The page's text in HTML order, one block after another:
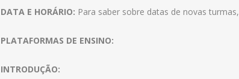
DATA E HORÁRIO: Para saber sobre datas de novas turmas,
PLATAFORMAS DE ENSINO:
INTRODUÇÃO: